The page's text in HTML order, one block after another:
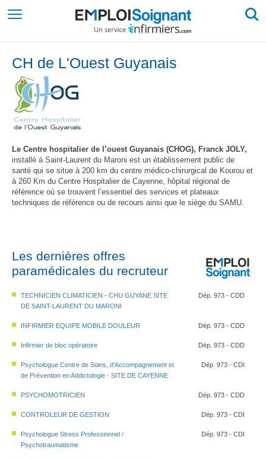
CH de L'Ouest Guyanais
Le Centre hospitalier de l’ouest Guyanais (CHOG), Franck JOLY,
installé à Saint-Laurent du Maroni est un établissement public de
santé qui se situe à 200 km du centre médico-chirurgical de Kourou et
à 260 Km du Centre Hospitalier de Cayenne, hôpital régional de
référence où se trouvent l’essentiel des services et plateaux
techniques de référence ou de recours ainsi que le siège du SAMU.
Les dernières offres
paramédicales du recruteur
TECHNICIEN CLIMATICIEN - CHU GUYANE SITE
DE SAINT-LAURENT DU MARONI
Dép. 973 - CDD
INFIRMIER EQUIPE MOBILE DOULEUR Dép. 973 - CDD
Infirmier de bloc opératoire Dép. 973 - CDD
Psychologue Centre de Soins, d’Accompagnement et
de Prévention en Addictologie - SITE DE CAYENNE
Dép. 973 - CDI
PSYCHOMOTRICIEN Dép. 973 - CDD
CONTROLEUR DE GESTION Dép. 973 - CDI
Psychologue Stress Professionnel /
Psychotraumatisme
Dép. 973 - CDI